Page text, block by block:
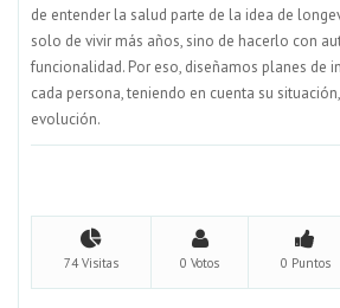
de entender la salud parte de la idea de
solo de vivir más años, sino de hacerlo con
funcionalidad. Por eso, diseñamos planes de
cada persona, teniendo en cuenta su
evolución.
74 Visitas 0 Votos 0 Puntos